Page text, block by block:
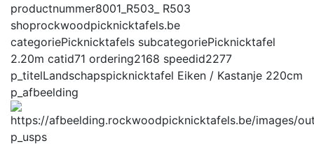
productnummer8001_R503_ R503
shoprockwoodpicknicktafels.be
categoriePicknicktafels subcategoriePicknicktafel
2.20m catid71 ordering2168 speedid2277
p_titelLandschapspicknicktafel Eiken / Kastanje 220cm
p_afbeelding
p_usps